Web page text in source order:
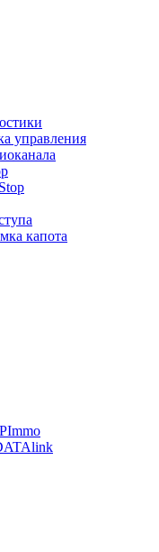
управления
капота